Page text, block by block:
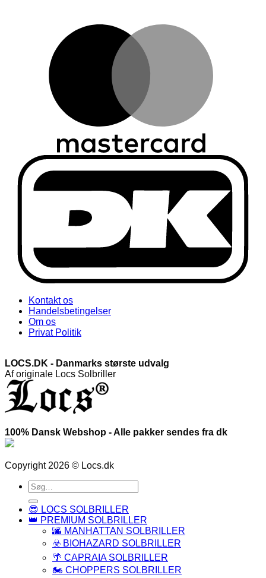
Kontakt os
Handelsbetingelser
Om os
Privat Politik
LOCS.DK - Danmarks største udvalg
Af originale Locs Solbriller
100% Dansk Webshop - Alle pakker sendes fra dk
Copyright 2026 © Locs.dk
Søg
efter:
😎 LOCS SOLBRILLER
👑 PREMIUM SOLBRILLER
🌆 MANHATTAN SOLBRILLER
☣️ BIOHAZARD SOLBRILLER
🌴 CAPRAIA SOLBRILLER
🏍️ CHOPPERS SOLBRILLER